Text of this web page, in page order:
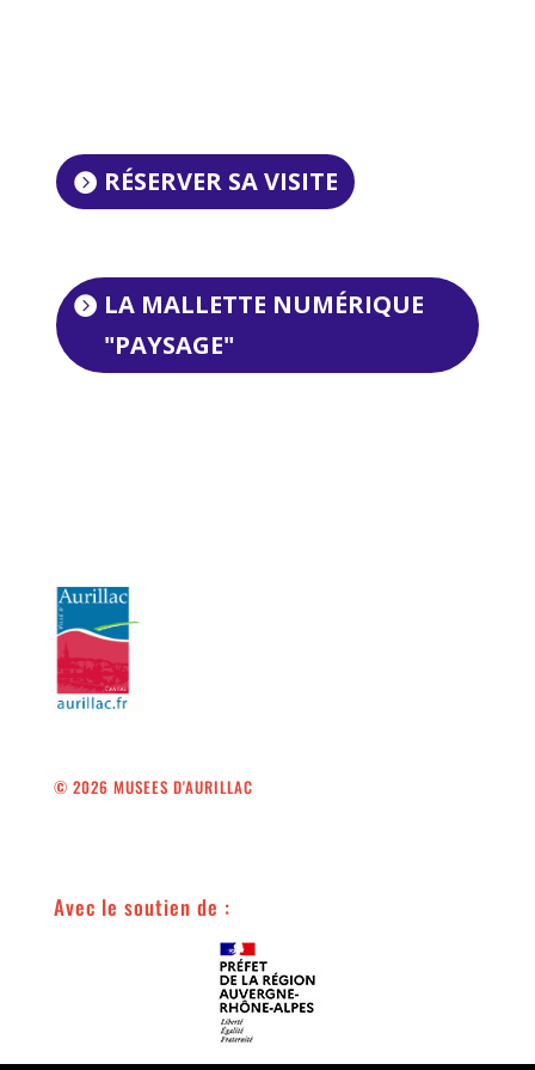
RÉSERVER SA VISITE
LA MALLETTE NUMÉRIQUE
"PAYSAGE"
© 2026 MUSEES D'AURILLAC
Avec le soutien de :